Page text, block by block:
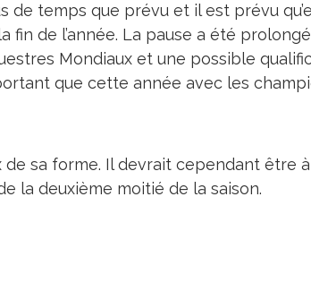
de temps que prévu et il est prévu
fin de l’année. La pause a été
Mondiaux et une possible
que cette année avec les
de sa forme. Il devrait cependant être
la deuxième moitié de la saison.